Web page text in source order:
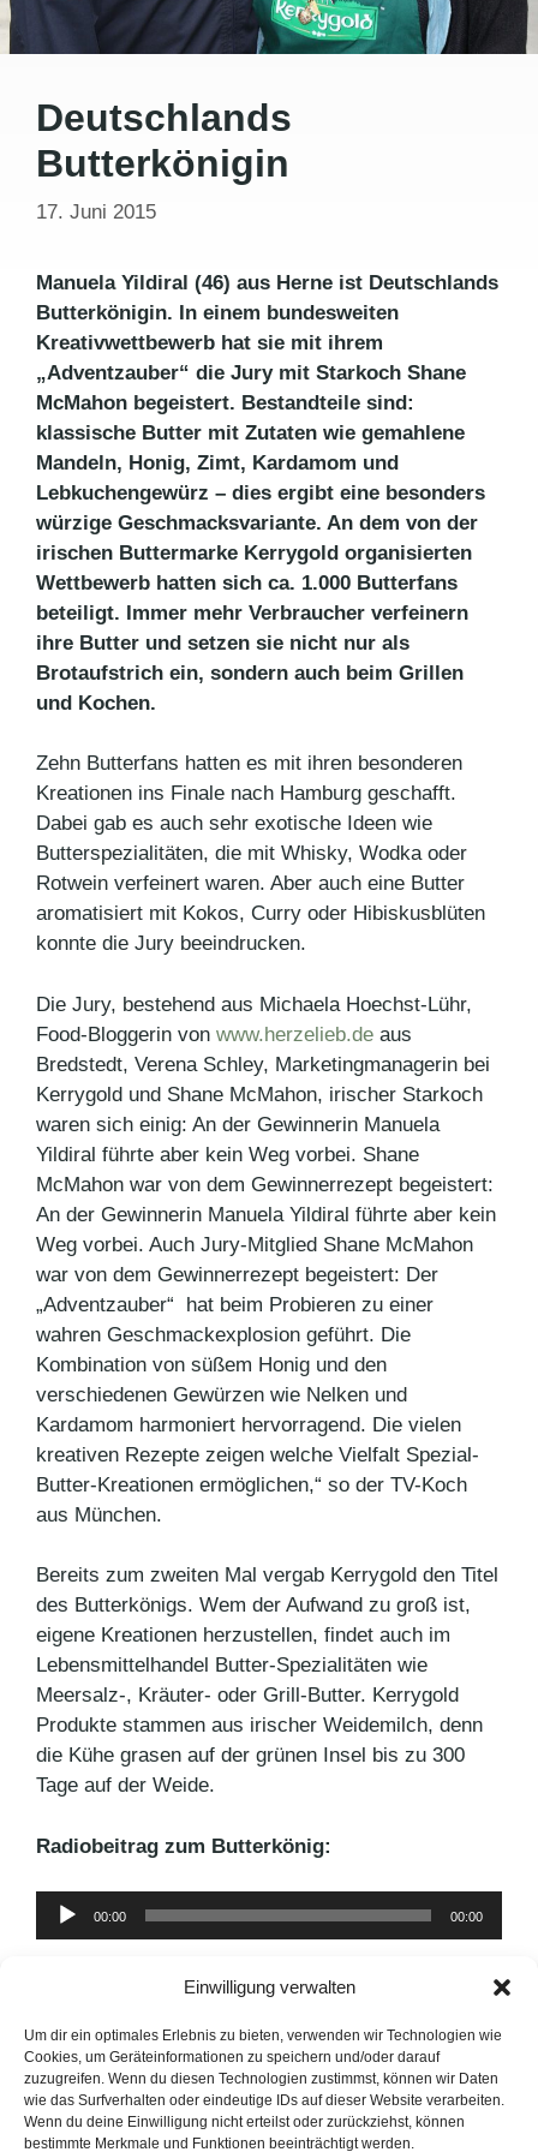
Einwilligung verwalten
Um dir ein optimales Erlebnis zu bieten, verwenden wir Technologien wie
Cookies, um Geräteinformationen zu speichern und/oder darauf
zuzugreifen. Wenn du diesen Technologien zustimmst, können wir Daten
wie das Surfverhalten oder eindeutige IDs auf dieser Website verarbeiten.
Wenn du deine Einwilligung nicht erteilst oder zurückziehst, können
bestimmte Merkmale und Funktionen beeinträchtigt werden.
Deutschlands
Butterkönigin
17. Juni 2015
Manuela Yildiral (46) aus Herne ist Deutschlands
Butterkönigin. In einem bundesweiten
Kreativwettbewerb hat sie mit ihrem
„Adventzauber“ die Jury mit Starkoch Shane
McMahon begeistert. Bestandteile sind:
klassische Butter mit Zutaten wie gemahlene
Mandeln, Honig, Zimt, Kardamom und
Lebkuchengewürz – dies ergibt eine besonders
würzige Geschmacksvariante. An dem von der
irischen Buttermarke Kerrygold organisierten
Wettbewerb hatten sich ca. 1.000 Butterfans
beteiligt. Immer mehr Verbraucher verfeinern
ihre Butter und setzen sie nicht nur als
Brotaufstrich ein, sondern auch beim Grillen
und Kochen.
Zehn Butterfans hatten es mit ihren besonderen
Kreationen ins Finale nach Hamburg geschafft.
Dabei gab es auch sehr exotische Ideen wie
Butterspezialitäten, die mit Whisky, Wodka oder
Rotwein verfeinert waren. Aber auch eine Butter
aromatisiert mit Kokos, Curry oder Hibiskusblüten
konnte die Jury beeindrucken.
Die Jury, bestehend aus Michaela Hoechst-Lühr,
Food-Bloggerin von www.herzelieb.de aus
Bredstedt, Verena Schley, Marketingmanagerin bei
Kerrygold und Shane McMahon, irischer Starkoch
waren sich einig: An der Gewinnerin Manuela
Yildiral führte aber kein Weg vorbei. Shane
McMahon war von dem Gewinnerrezept begeistert:
An der Gewinnerin Manuela Yildiral führte aber kein
Weg vorbei. Auch Jury-Mitglied Shane McMahon
war von dem Gewinnerrezept begeistert: Der
„Adventzauber“ hat beim Probieren zu einer
wahren Geschmackexplosion geführt. Die
Kombination von süßem Honig und den
verschiedenen Gewürzen wie Nelken und
Kardamom harmoniert hervorragend. Die vielen
kreativen Rezepte zeigen welche Vielfalt Spezial-
Butter-Kreationen ermöglichen,“ so der TV-Koch
aus München.
Bereits zum zweiten Mal vergab Kerrygold den Titel
des Butterkönigs. Wem der Aufwand zu groß ist,
eigene Kreationen herzustellen, findet auch im
Lebensmittelhandel Butter-Spezialitäten wie
Meersalz-, Kräuter- oder Grill-Butter. Kerrygold
Produkte stammen aus irischer Weidemilch, denn
die Kühe grasen auf der grünen Insel bis zu 300
Tage auf der Weide.
Radiobeitrag zum Butterkönig:
Audio-
Player
00:00 00:00
,Pressemitteilungen
Schlagwörter
Butterkönig,Kerrygold,Shane McMahon
Meinungsführer im Web
Hanneli Mustaparta goes Deichmann